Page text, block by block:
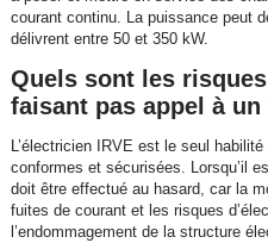
courant continu. La puissance peut
délivrent entre 50 et 350 kW.
Quels sont les
faisant pas appel à
L’électricien IRVE est le seul
conformes et sécurisées. Lorsqu’il
doit être effectué au hasard, car la
fuites de courant et les risques
l’endommagement de la structure